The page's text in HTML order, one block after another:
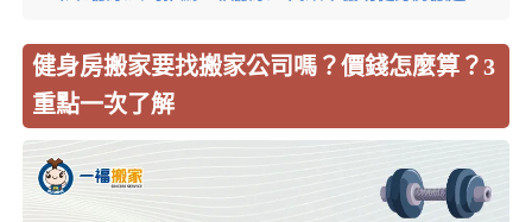
健身房搬家要找搬家公司嗎？價錢怎麼算？3
重點一次了解